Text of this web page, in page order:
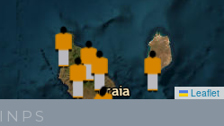
Leaflet
INPS